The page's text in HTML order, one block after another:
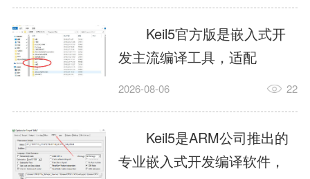
AgentSkill，就是给AI大脑装
上的一双机械手，它真的能
解决很多问题。1什么是
AgentSkillSkill指...
力，代码编译稳定，调试工
具成熟，大量开源项目基于
该平台开发。新项目需要单
独下载对应芯片支持包，新
手配置难度较高，正版商业
授权费用不菲，未授权版本
存在程序容量限制，适合硬
Keil5官方版是嵌入式开
发主流编译工具，适配
STM32、51单片机等多款芯
在线调试、代码仿真，兼容
众多厂商芯片安装包。软件
需要手动添加器件库，初次
2026-08-06 22
Keil5是ARM公司推出的
专业嵌入式开发编译软件，